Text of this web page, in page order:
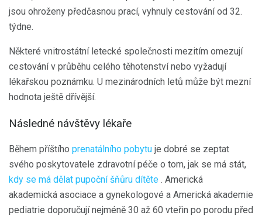
jsou ohroženy předčasnou prací, vyhnuly cestování od 32.
týdne.
Některé vnitrostátní letecké společnosti mezitím omezují
cestování v průběhu celého těhotenství nebo vyžadují
lékařskou poznámku. U mezinárodních letů může být mezní
hodnota ještě dřívější.
Následné návštěvy lékaře
Během příštího prenatálního pobytu je dobré se zeptat
svého poskytovatele zdravotní péče o tom, jak se má stát,
kdy se má dělat pupoční šňůru dítěte . Americká
akademická asociace a gynekologové a Americká akademie
pediatrie doporučují nejméně 30 až 60 vteřin po porodu před